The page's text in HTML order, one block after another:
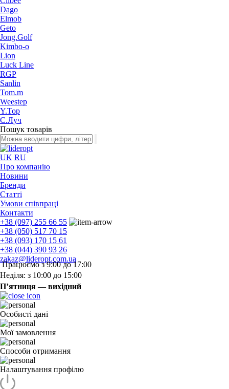
Dago
Elmob
Geto
Jong.Golf
Kimbo-o
Lion
Luck Line
RGP
Sanlin
Tom.m
Weestep
Y.Top
С.Луч
Пошук товарів
UK RU
Про компанію
Новини
Бренди
Статті
Умови співпраці
Контакти
+38 (097) 255 66 55
+38 (050) 517 70 15
+38 (093) 170 15 61
+38 (044) 390 93 26
zakaz@lideropt.com.ua
Працюємо з 9:00 до 17:00
Неділя: з 10:00 до 15:00
П’ятниця — вихідний
Особисті дані
Мої замовлення
Способи отримання
Налаштування профілю